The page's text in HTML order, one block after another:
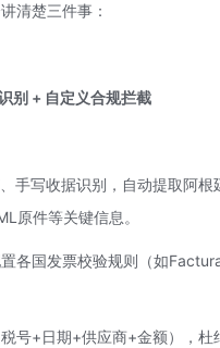
清楚三件事：
别 + 自定义合规拦截
手写收据识别，自动提取阿根
原件等关键信息。
各国发票校验规则（如
号+日期+供应商+金额），杜